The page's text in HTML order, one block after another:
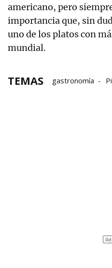
americano, pero
importancia que, sin
uno de los platos con
mundial.
TEMAS gastronomía